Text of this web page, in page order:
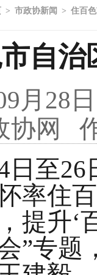
> 市政协新闻 > 住百
自治
月28
协网
26
率住
提升‘
”专题